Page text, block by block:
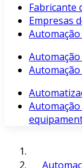
Fabricante
Empresas